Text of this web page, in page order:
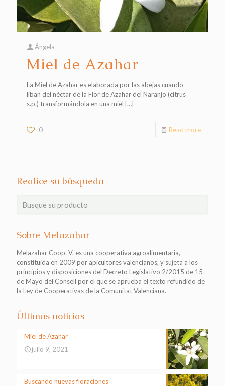
Ángela
Miel de Azahar
La Miel de Azahar es elaborada por las abejas cuando
liban del néctar de la Flor de Azahar del Naranjo (citrus
s.p.) transformándola en una miel […]
0 Read more
Realice su búsqueda
Sobre Melazahar
Melazahar Coop. V. es una cooperativa agroalimentaria,
constituida en 2009 por apicultores valencianos, y sujeta a los
principios y disposiciones del Decreto Legislativo 2/2015 de 15
de Mayo del Consell por el que se aprueba el texto refundido de
la Ley de Cooperativas de la Comunitat Valenciana.
Últimas noticias
Miel de Azahar
julio 9, 2021
Buscando nuevas floraciones